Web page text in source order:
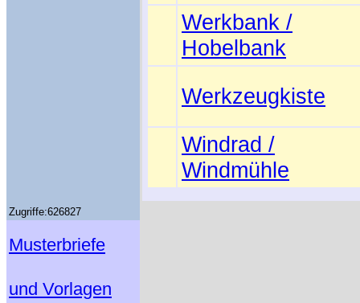
Werkbank /
Hobelbank
Werkzeugkiste
Windrad /
Windmühle
Zugriffe:626827
Musterbriefe
und Vorlagen